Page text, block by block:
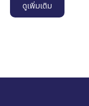
ดูเพิ่มเติม